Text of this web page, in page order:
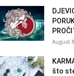
August
što